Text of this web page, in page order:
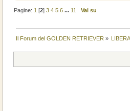
Pagine: 1 [2]3 4 5 6 ... 11 Vai su
Il Forum del GOLDEN RETRIEVER »